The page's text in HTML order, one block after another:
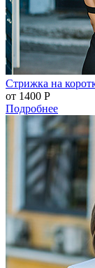
Стрижка на
от 1400 Р
Подробнее